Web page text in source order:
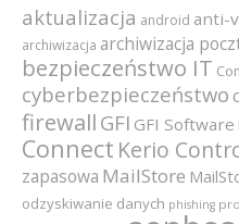
aktualizacja android anti-
archiwizacja archiwizacja
bezpieczeństwo IT
cyberbezpieczeństwo
firewall GFI GFI Software
Connect Kerio
zapasowa MailStore
odzyskiwanie danych phishing